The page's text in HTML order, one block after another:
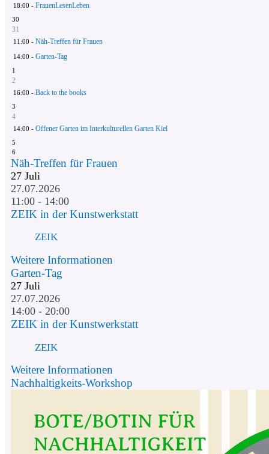
18:00 - FrauenLesenLeben
30
31
11:00 - Näh-Treffen für Frauen
14:00 - Garten-Tag
1
2
16:00 - Back to the books
3
4
14:00 - Offener Garten im Interkulturellen Garten Kiel
5
6
Näh-Treffen für Frauen
27 Juli
27.07.2026
11:00 - 14:00
ZEIK in der Kunstwerkstatt
ZEIK
Weitere Informationen
Garten-Tag
27 Juli
27.07.2026
14:00 - 20:00
ZEIK in der Kunstwerkstatt
ZEIK
Weitere Informationen
Nachhaltigkeits-Workshop